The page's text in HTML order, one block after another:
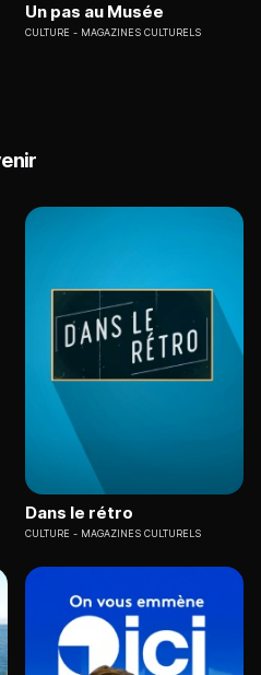
Un pas au Musée
CULTURE MAGAZINES CULTURELS
Dans le rétro
CULTURE MAGAZINES CULTURELS